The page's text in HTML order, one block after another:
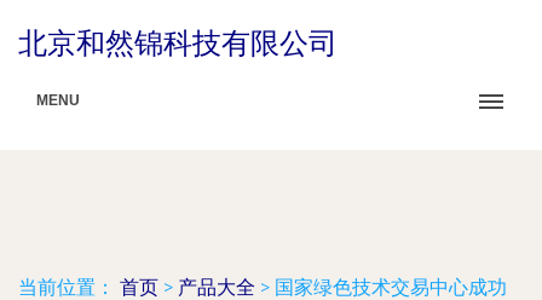
北京和然锦科技有限公司
MENU
当前位置： 首页 > 产品大全 > 国家绿色技术交易中心成功